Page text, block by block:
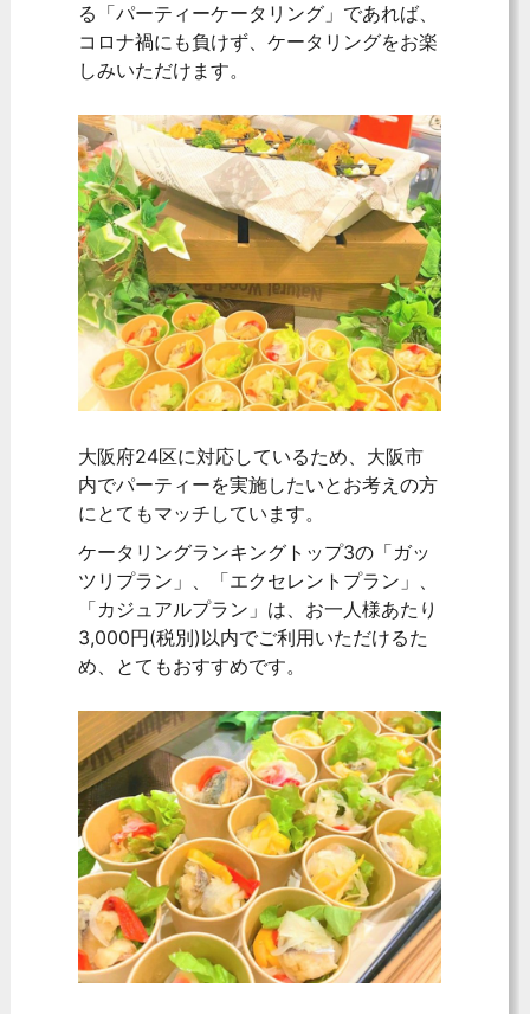
る「パーティーケータリング」であれば、
コロナ禍にも負けず、ケータリングをお楽
しみいただけます。
大阪府24区に対応しているため、大阪市
内でパーティーを実施したいとお考えの方
にとてもマッチしています。
ケータリングランキングトップ3の「ガッ
ツリプラン」、「エクセレントプラン」、
「カジュアルプラン」は、お一人様あたり
3,000円(税別)以内でご利用いただけるた
め、とてもおすすめです。